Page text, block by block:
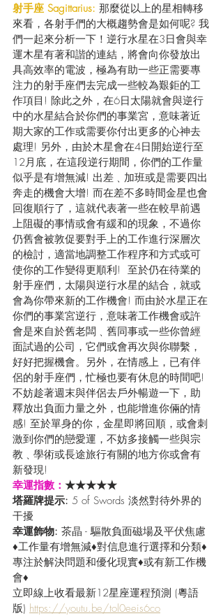
射手座 Sagittarius: 那麼從以上的星相轉移
來看，各射手們的大概趨勢會是如何呢? 我
們一起來分析一下！逆行水星在3日會與幸
運木星有著和諧的連結，將會向你發放出
具高效率的電波，極為有助一些正需要專
注力的射手座們去完成一些較為艱鉅的工
作項目! 除此之外，在6日太陽就會與逆行
中的水星結合於你們的事業宮，意味著近
期大家的工作或需要你付出更多的心神去
處理! 另外，由於木星會在4日開始逆行至
12月底，在這段逆行期間，你們的工作量
似乎是有增無減! 出差﹑加班或是需要四出
奔走的機會大增! 而在差不多時間金星也會
回復順行了，這就代表著一些在較早前遇
上阻礙的事情或會有緩和的現象，不過你
仍舊會被敦促要對手上的工作進行深層次
的檢討，適當地調整工作程序和方式或可
使你的工作變得更順利!  至於仍在待業的
射手座們，太陽與逆行水星的結合，就或
會為你帶來新的工作機會! 而由於水星正在
你們的事業宮逆行，意味著工作機會或許
會是來自於舊老闆﹑舊同事或一些你曾經
面試過的公司，它們或會再次與你聯繫，
好好把握機會。另外，在情感上，已有伴
侶的射手座們，忙極也要有休息的時間吧!
不妨趁著週末與伴侶去戶外暢遊一下，助
釋放出負面力量之外，也能增進你倆的情
感! 至於單身的你，金星即將回順，或會刺
激到你們的戀愛運，不妨多接觸一些與宗
教﹑學術或長途旅行有關的地方你或會有
新發現!
幸運指數： ★★★★★
塔羅牌提示: 5 of Swords 淡然對待外界的
干擾
幸運飾物: 茶晶 - 驅散負面磁場及平伏焦慮
♦工作量有增無減♦對信息進行選擇和分類♦
專注於解決問題和優化現實♦或有新工作機
會♦
立即線上收看最新12星座運程預測 (粵語
版) https://youtu.be/tol0eeis6co